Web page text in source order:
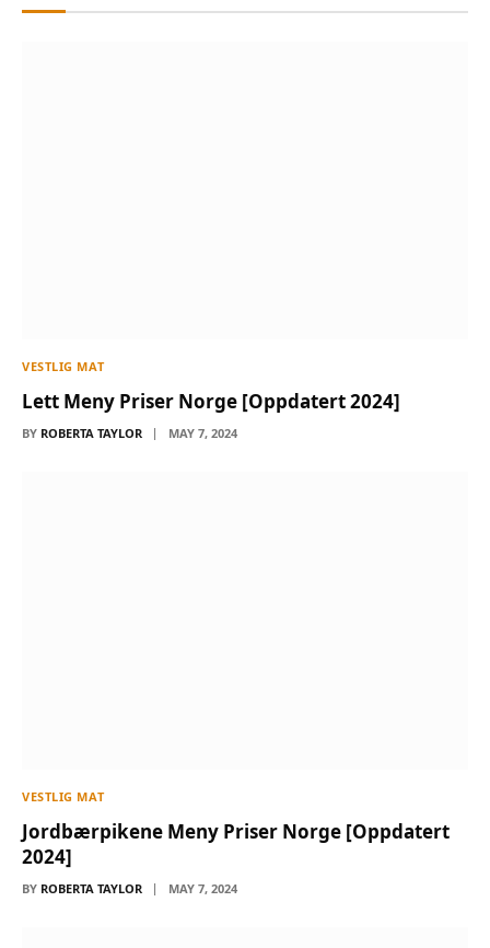
VESTLIG MAT
Lett Meny Priser Norge [Oppdatert 2024]
BY ROBERTA TAYLOR MAY 7, 2024
VESTLIG MAT
Jordbærpikene Meny Priser Norge [Oppdatert
2024]
BY ROBERTA TAYLOR MAY 7, 2024